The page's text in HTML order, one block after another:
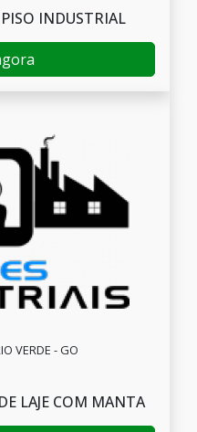
INDUSTRIAL
VERDE - GO
LAJE COM MANTA